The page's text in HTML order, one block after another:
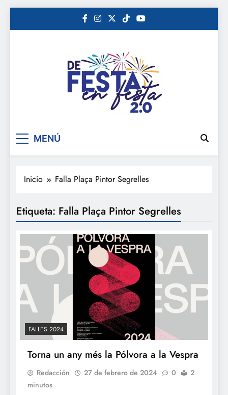
De festa en festa 2.0
MENÚ
Inicio Falla Plaça Pintor Segrelles
Etiqueta: Falla Plaça Pintor Segrelles
FALLES 2024
Torna un any més la Pólvora a la Vespra
Redacción 27 de febrero de 2024 0
2
minutos